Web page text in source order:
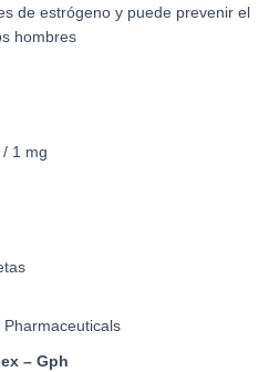
de estrógeno y puede prevenir el
hombres
/ 1 mg
– Gph